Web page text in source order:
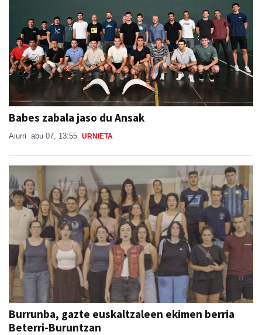
Babes zabala jaso du Ansak
Aiurri abu 07, 13:55 URNIETA
Burrunba, gazte euskaltzaleen ekimen berria
Beterri-Buruntzan